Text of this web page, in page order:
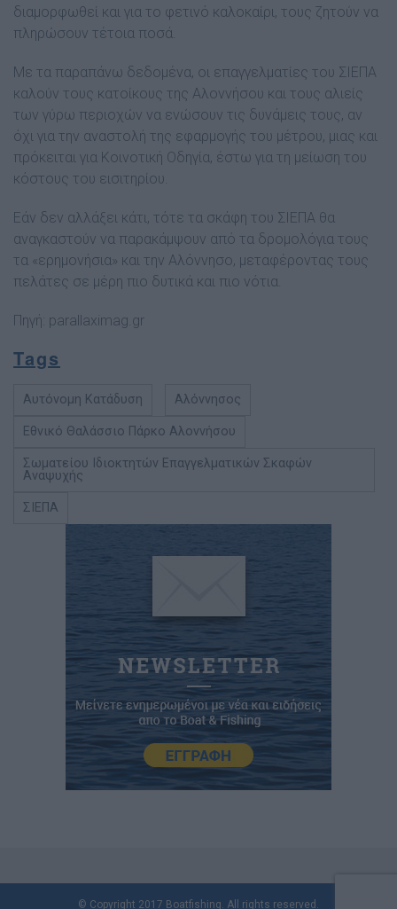
διαμορφωθεί και για το φετινό καλοκαίρι, τους ζητούν να
πληρώσουν τέτοια ποσά.
Με τα παραπάνω δεδομένα, οι επαγγελματίες του ΣΙΕΠΑ
καλούν τους κατοίκους της Αλοννήσου και τους αλιείς
των γύρω περιοχών να ενώσουν τις δυνάμεις τους, αν
όχι για την αναστολή της εφαρμογής του μέτρου, μιας και
πρόκειται για Κοινοτική Οδηγία, έστω για τη μείωση του
κόστους του εισιτηρίου.
Εάν δεν αλλάξει κάτι, τότε τα σκάφη του ΣΙΕΠΑ θα
αναγκαστούν να παρακάμψουν από τα δρομολόγια τους
τα «ερημονήσια» και την Αλόννησο, μεταφέροντας τους
πελάτες σε μέρη πιο δυτικά και πιο νότια.
Πηγή: parallaximag.gr
Tags
Αυτόνομη Κατάδυση Αλόννησος
Εθνικό Θαλάσσιο Πάρκο Αλοννήσου
Σωματείου Ιδιοκτητών Επαγγελματικών Σκαφών
Αναψυχής
ΣΙΕΠΑ
© Copyright 2017 Boatfishing. All rights reserved.